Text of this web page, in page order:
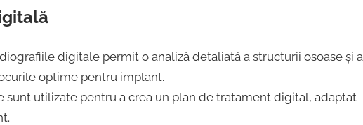
digitale permit o analiză detaliată a structurii osoase și a
optime pentru implant.
sunt utilizate pentru a crea un plan de tratament digital, adaptat